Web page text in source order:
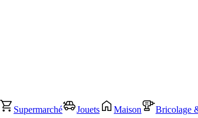
Supermarché Jouets Maison Bricolage